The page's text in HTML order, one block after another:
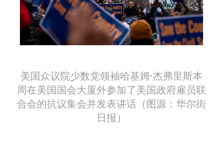
美国众议院少数党领袖哈基姆·杰弗里斯本
周在美国国会大厦外参加了美国政府雇员联
合会的抗议集会并发表讲话（图源：华尔街
日报）